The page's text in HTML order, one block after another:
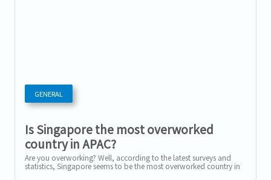
GENERAL
Is Singapore the most overworked
country in APAC?
Are you overworking? Well, according to the latest surveys and
statistics, Singapore seems to be the most overworked country in
APAC, and more...